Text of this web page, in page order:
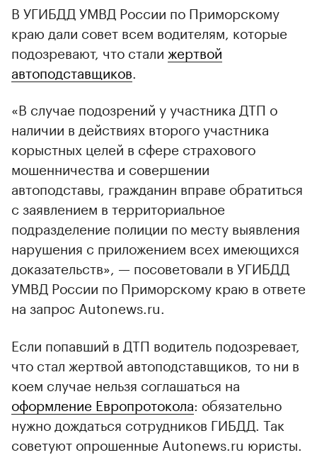
В УГИБДД УМВД России по Приморскому
краю дали совет всем водителям, которые
подозревают, что стали жертвой
автоподставщиков
«В случае подозрений у участника ДТП о
наличии в действиях второго участника
корыстных целей в сфере страхового
мошенничества и совершении
автоподставы, гражданин вправе обратиться
с заявлением в территориальное
подразделение полиции по месту выявления
нарушения с приложением всех имеющихся
доказательств», — посоветовали в УГИБДД
УМВД России по Приморскому краю в ответе
на запрос Autonews.ru.
Если попавший в ДТП водитель подозревает,
что стал жертвой автоподставщиков, то ни в
коем случае нельзя соглашаться на
оформление Европротокола: обязательно
нужно дождаться сотрудников ГИБДД. Так
советуют опрошенные Autonews.ru юристы.